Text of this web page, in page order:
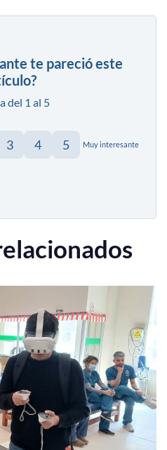
te pareció este
del 1 al 5
3 4 5 Muy interesante